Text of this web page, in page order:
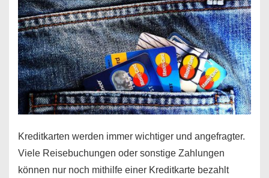
Kreditkarten werden immer wichtiger und angefragter.
Viele Reisebuchungen oder sonstige Zahlungen
können nur noch mithilfe einer Kreditkarte bezahlt